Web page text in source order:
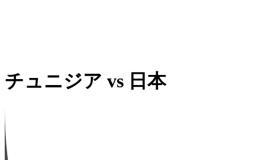
チュニジア vs 日本